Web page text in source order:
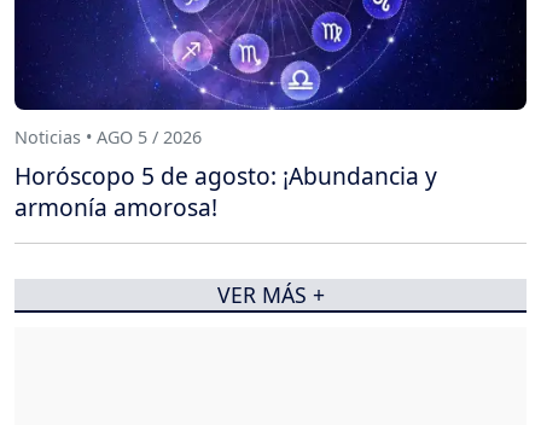
Noticias • AGO 5 / 2026
Horóscopo 5 de agosto: ¡Abundancia y
armonía amorosa!
VER MÁS +